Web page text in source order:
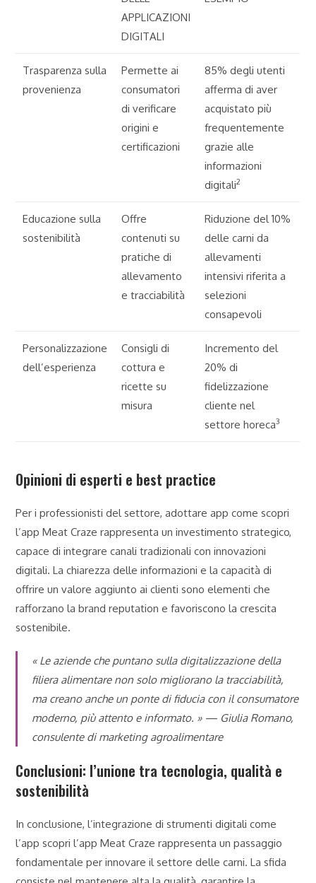
APPLICAZIONI
DIGITALI
Trasparenza sulla
provenienza
Permette ai
consumatori
di verificare
origini e
certificazioni
85% degli utenti
afferma di aver
acquistato più
frequentemente
grazie alle
informazioni
digitali2
Educazione sulla
sostenibilità
Offre
contenuti su
pratiche di
allevamento
e tracciabilità
Riduzione del 10%
delle carni da
allevamenti
intensivi riferita a
selezioni
consapevoli
Personalizzazione
dell’esperienza
Consigli di
cottura e
ricette su
misura
Incremento del
20% di
fidelizzazione
cliente nel
settore horeca3
Opinioni di esperti e best practice
Per i professionisti del settore, adottare app come scopri
l’app Meat Craze rappresenta un investimento strategico,
capace di integrare canali tradizionali con innovazioni
digitali. La chiarezza delle informazioni e la capacità di
offrire un valore aggiunto ai clienti sono elementi che
rafforzano la brand reputation e favoriscono la crescita
sostenibile.
« Le aziende che puntano sulla digitalizzazione della
filiera alimentare non solo migliorano la tracciabilità,
ma creano anche un ponte di fiducia con il consumatore
moderno, più attento e informato. » — Giulia Romano,
consulente di marketing agroalimentare
Conclusioni: l’unione tra tecnologia, qualità e
sostenibilità
In conclusione, l’integrazione di strumenti digitali come
l’app scopri l’app Meat Craze rappresenta un passaggio
fondamentale per innovare il settore delle carni. La sfida